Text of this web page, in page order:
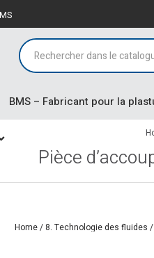
BMS – Fabricant pour la
Pièce
Home/8. Technologie des fluides